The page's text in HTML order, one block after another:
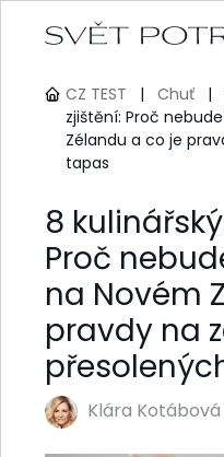
CZ TEST | Chuť |
zjištění: Proč
Zélandu a co je
tapas
8
Proč
na Novém
pravdy na
Klára Kotábová